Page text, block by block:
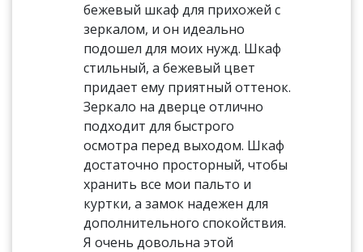
бежевый шкаф для прихожей с
зеркалом, и он идеально
подошел для моих нужд. Шкаф
стильный, а бежевый цвет
придает ему приятный оттенок.
Зеркало на дверце отлично
подходит для быстрого
осмотра перед выходом. Шкаф
достаточно просторный, чтобы
хранить все мои пальто и
куртки, а замок надежен для
дополнительного спокойствия.
Я очень довольна этой